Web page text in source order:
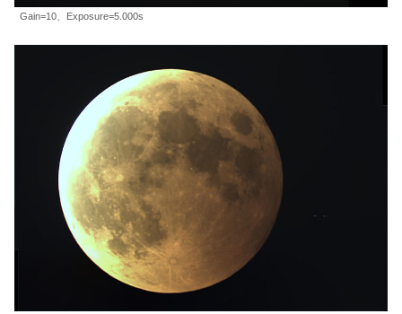
Gain=10、Exposure=5.000s